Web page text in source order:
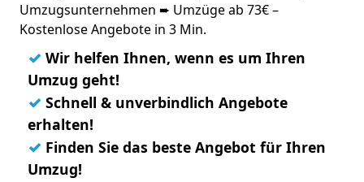
Umzugsunternehmen ➨ Umzüge ab 73€ –
Kostenlose Angebote in 3 Min.
✓ Wir helfen Ihnen, wenn es um Ihren
Umzug geht!
✓ Schnell & unverbindlich Angebote
erhalten!
✓ Finden Sie das beste Angebot für Ihren
Umzug!